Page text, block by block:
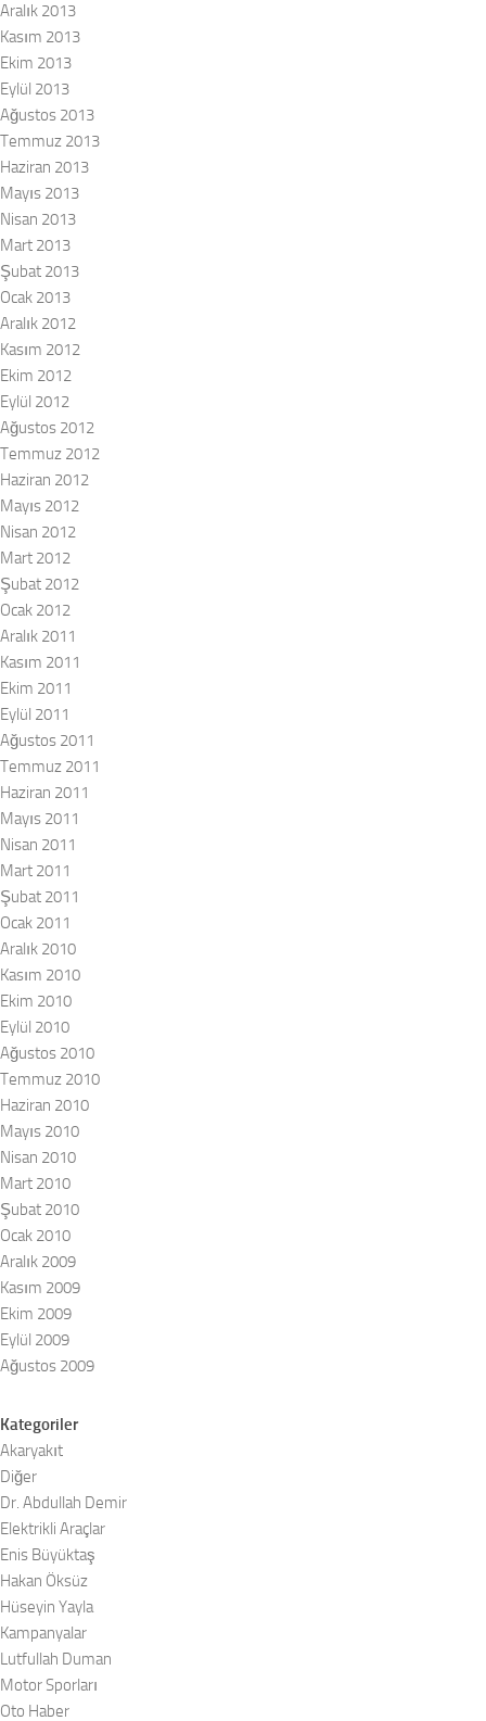
Aralık 2013
Kasım 2013
Ekim 2013
Eylül 2013
Ağustos 2013
Temmuz 2013
Haziran 2013
Mayıs 2013
Nisan 2013
Mart 2013
Şubat 2013
Ocak 2013
Aralık 2012
Kasım 2012
Ekim 2012
Eylül 2012
Ağustos 2012
Temmuz 2012
Haziran 2012
Mayıs 2012
Nisan 2012
Mart 2012
Şubat 2012
Ocak 2012
Aralık 2011
Kasım 2011
Ekim 2011
Eylül 2011
Ağustos 2011
Temmuz 2011
Haziran 2011
Mayıs 2011
Nisan 2011
Mart 2011
Şubat 2011
Ocak 2011
Aralık 2010
Kasım 2010
Ekim 2010
Eylül 2010
Ağustos 2010
Temmuz 2010
Haziran 2010
Mayıs 2010
Nisan 2010
Mart 2010
Şubat 2010
Ocak 2010
Aralık 2009
Kasım 2009
Ekim 2009
Eylül 2009
Ağustos 2009
Kategoriler
Akaryakıt
Diğer
Dr. Abdullah Demir
Elektrikli Araçlar
Enis Büyüktaş
Hakan Öksüz
Hüseyin Yayla
Kampanyalar
Lutfullah Duman
Motor Sporları
Oto Haber